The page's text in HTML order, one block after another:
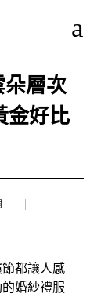
朵層次
金好比
都讓人感
婚紗禮服